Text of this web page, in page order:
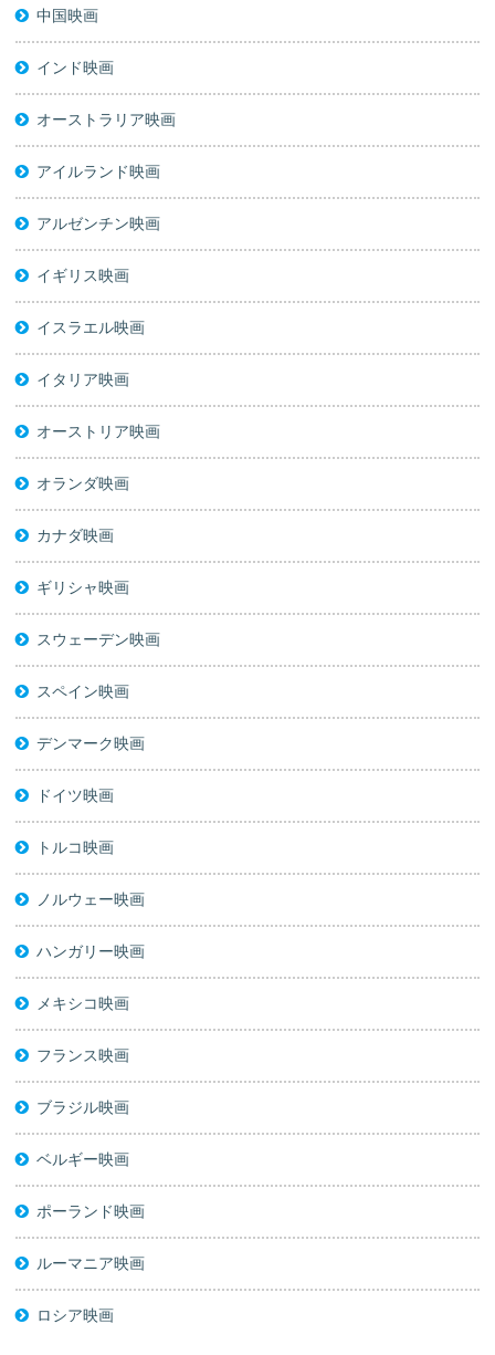
中国映画
インド映画
オーストラリア映画
アイルランド映画
アルゼンチン映画
イギリス映画
イスラエル映画
イタリア映画
オーストリア映画
オランダ映画
カナダ映画
ギリシャ映画
スウェーデン映画
スペイン映画
デンマーク映画
ドイツ映画
トルコ映画
ノルウェー映画
ハンガリー映画
メキシコ映画
フランス映画
ブラジル映画
ベルギー映画
ポーランド映画
ルーマニア映画
ロシア映画